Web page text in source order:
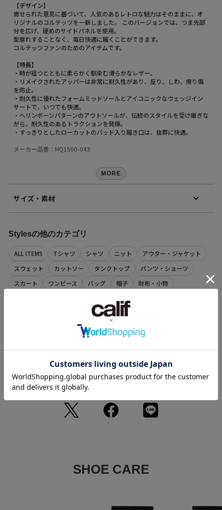
【デザイン】
寄せられた意見に基づいて、人気のあるレトロな魅力はそのままに、オ
リジナルのコルテッツを一新しました。 このバージョンでは、つま先部
分を広げ、硬めのサイドパネルを使用。
型崩れすることなく、毎日快適に履くことができます。
コルテッツファンのためのアイテムです。
【特長】
・時が経つとともに柔らかく馴染む滑らかなレザー。
・リメイクされたアッパーは非常に耐久性があり、反り、しわ、擦り傷
を防止。
・耐久性に優れたフォームミッドソールとアイコニックなウェッジイン
サートで、いつでも快適。
・ヘリンボーンパターンのアウトソールが、伝統のスタイルを受け継ぎな
がら、耐久性のあるトラクションを発揮。
・すっきりとしたローカットのパッド入り履き口は、抜群に快適。
メーカー品番：HQ1500-043
アメリカ合衆国オレゴン州に本社を置く、スニーカーやスポーツウェア
などスポーツ関連商品を扱うトップスポーツブランドとして知られる世
ニューヨーク証券取引所に上場。イノベーションを意識した商品展開に
【Styles（スタイルス）】
【再入荷のお知らせ】
完売カラーは「再入荷」登録がオススメ！
再入荷時にメールまたはLINEでお知らせいたします。
※LINEでの再入荷は、calif LINE公式アカウントの友だち追加が必要とな
※再入荷リクエストは商品の再入荷やご予約を保証するものではありま
せんのであらかじめご了承ください。
・画像の商品は光の照射や角度により、実物と色味が異なる場合がござ
また表示のサイズ感と実物は若干異なる場合もございますので、予めご
了承ください。
・商品の色味の目安は、商品単体の画像をご参照ください。
・画像の商品はサンプルとなります。実際の商品と色味、仕様、加工、
サイズ、素材等が若干異なる場合がございます。
・予約商品など一部商品につきましては、生産の都合上、お届け時期が
前後する場合がございます。
MORE
サイズ・素材
原産国
商品コード
128243052079
（店舗でお問い合わせの際には、上記品番をお伝え下さい。）
Stylesの他のカテゴリ
ALL ITEMS Tシャツ シャツ ニット
アウター・ジャケット
スウェット
カットソー タンクトップ
パンツ・ショーツ
スカート
ワンピース バッグ 帽子
財布・小物
キッチン
購入特典「オリジナルステッカー」プレゼント
なら月々2,900円 から。分割手数料無料
SHOE CARE